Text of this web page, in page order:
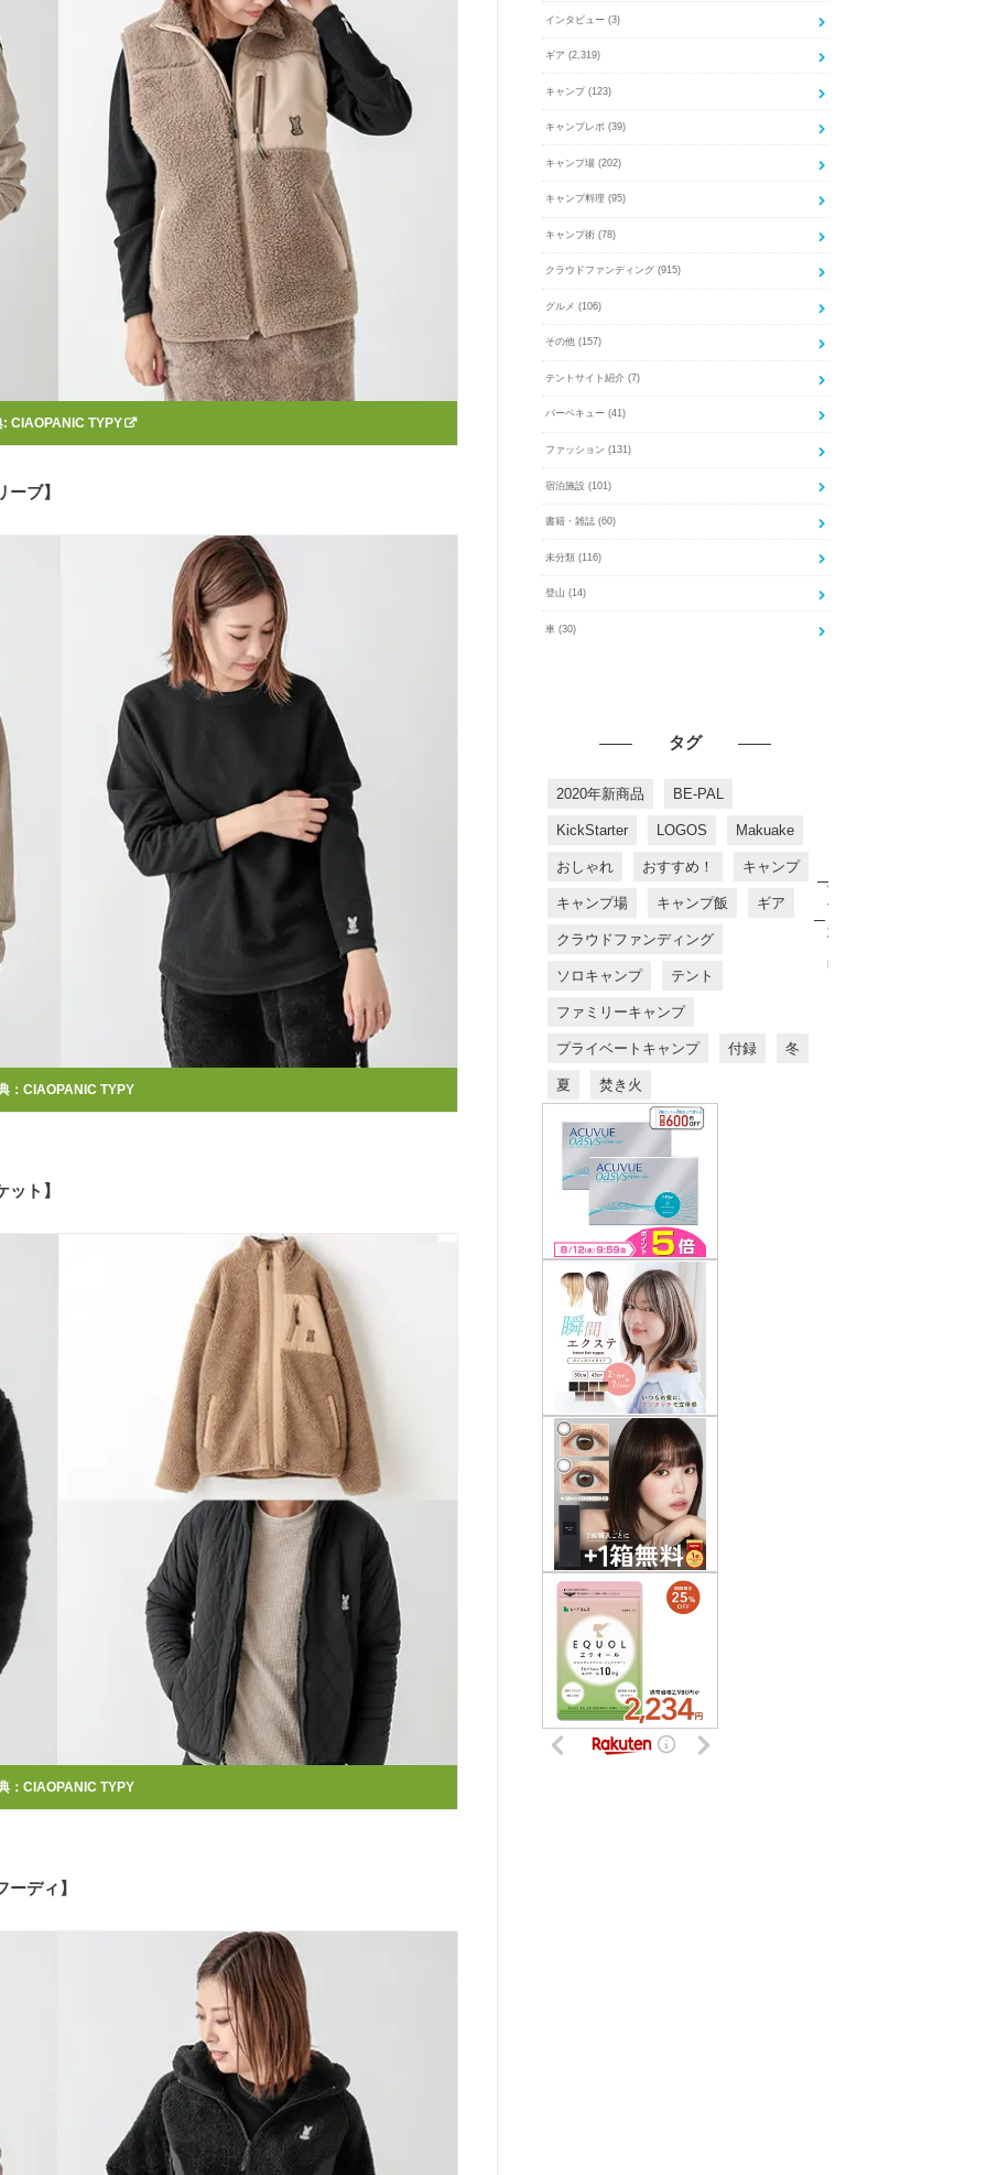
:CIAOPANIC TYPY
ブ】
：CIAOPANIC TYPY
ト】
：CIAOPANIC TYPY
ディ】
インタビュー (3)
ギア (2,319)
キャンプ (123)
キャンプレポ (39)
キャンプ場 (202)
キャンプ料理 (95)
キャンプ術 (78)
クラウドファンディング (915)
グルメ (106)
その他 (157)
テントサイト紹介 (7)
バーベキュー (41)
ファッション (131)
宿泊施設 (101)
書籍・雑誌 (60)
未分類 (116)
登山 (14)
車 (30)
タグ
2020年新商品 BE-PAL
KickStarter LOGOS Makuake
おしゃれ おすすめ！ キャンプ
キャンプ場 キャンプ飯 ギア
クラウドファンディング
ソロキャンプ テント
ファミリーキャンプ
プライベートキャンプ 付録 冬
夏 焚き火
す
す
め
商
品